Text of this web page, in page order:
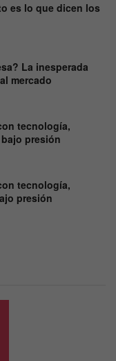
es lo que dicen los
La inesperada
mercado
tecnología,
presión
tecnología,
presión